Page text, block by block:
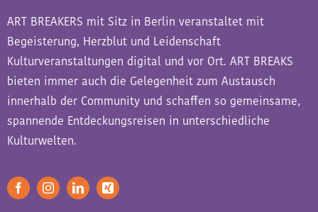
ART BREAKERS mit Sitz in Berlin veranstaltet mit
Begeisterung, Herzblut und Leidenschaft
Kulturveranstaltungen digital und vor Ort. ART BREAKS
bieten immer auch die Gelegenheit zum Austausch
innerhalb der Community und schaffen so gemeinsame,
spannende Entdeckungsreisen in unterschiedliche
Kulturwelten.